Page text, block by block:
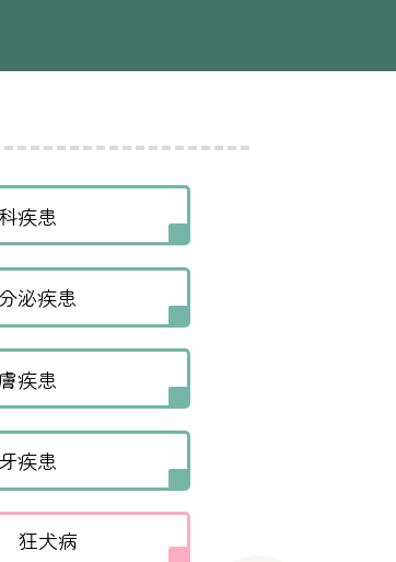
疾患
泌疾患
疾患
疾患
狂犬病